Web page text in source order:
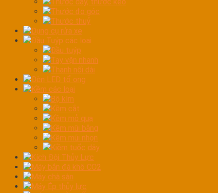
Thước đo góc
Thước thuỷ
Dụng cụ rửa xe
Đầu Tuýp các loại
Đầu tuýp
Tay vặn nhanh
Thanh nối dài
Đèn LED tổ ong
Kềm các loại
Bộ kìm
Kềm cắt
Kềm mỏ quạ
Kềm mũi bằng
Kềm mũi nhọn
Kiềm tuốc dây
Kích Đội Thủy Lực
Máy bắn đá khô CO2
Máy chà sàn
Máy Ép thủy lực